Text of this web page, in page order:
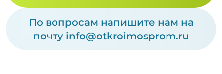
По вопросам напишите нам на
почту info@otkroimosprom.ru